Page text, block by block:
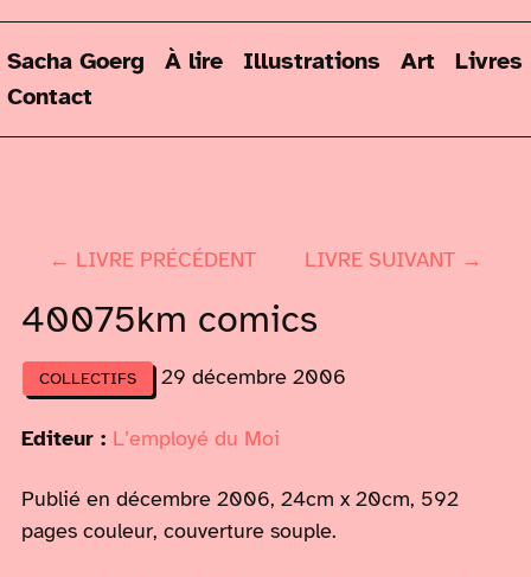
Sacha Goerg À lire Illustrations Art
Livres
Contact
← LIVRE PRÉCÉDENT LIVRE SUIVANT →
40075km comics
COLLECTIFS 29 décembre 2006
Editeur : L’employé du Moi
Publié en décembre 2006, 24cm x 20cm, 592
pages couleur, couverture souple.